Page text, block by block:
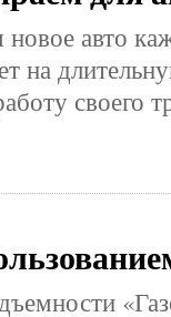
авто
на
своего